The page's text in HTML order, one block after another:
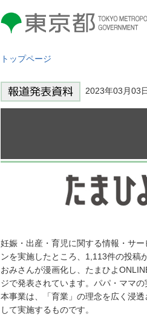
東京都 TOKYO METROPOLITAN
GOVERNMENT
トップページ
2023年03月03
妊娠・出産・育児に関する情報・サ
ンを実施したところ、1,113件の投稿
おみさんが漫画化し、たまひよ
ジで発表されています。パパ・ママ
本事業は、「育業」の理念を広く浸
して実施するものです。